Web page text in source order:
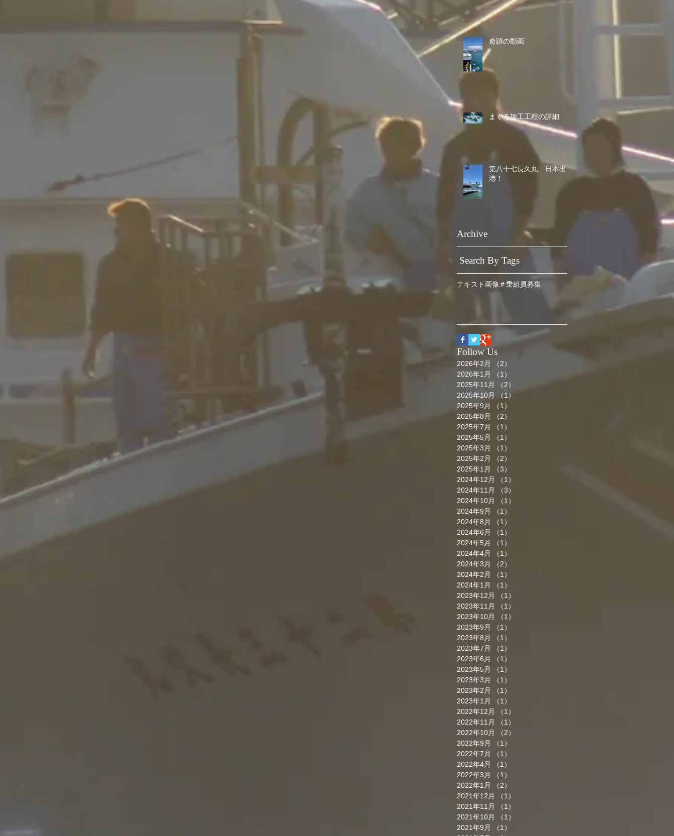
奇跡の動画
まぐろ加工工程の詳細
第八十七長久丸 日本出
港！
Archive
Search By Tags
テキスト画像 ＃乗組員募集
Follow Us
2026年2月 （2）
2026年1月
（1）
2025年11月
（2）
2025年10月
（1）
2025年9月
（1）
2025年8月
（2）
2025年7月
（1）
2025年5月
（1）
2025年3月
（1）
2025年2月
（2）
2025年1月
（3）
2024年12月
（1）
2024年11月
（3）
2024年10月
（1）
2024年9月
（1）
2024年8月
（1）
2024年6月
（1）
2024年5月
（1）
2024年4月
（1）
2024年3月
（2）
2024年2月
（1）
2024年1月
（1）
2023年12月
（1）
2023年11月
（1）
2023年10月
（1）
2023年9月
（1）
2023年8月
（1）
2023年7月
（1）
2023年6月
（1）
2023年5月
（1）
2023年3月
（1）
2023年2月
（1）
2023年1月
（1）
2022年12月
（1）
2022年11月
（1）
2022年10月
（2）
2022年9月
（1）
2022年7月
（1）
2022年4月
（1）
2022年3月
（1）
2022年1月
（2）
2021年12月
（1）
2021年11月
（1）
2021年10月
（1）
2021年9月
（1）